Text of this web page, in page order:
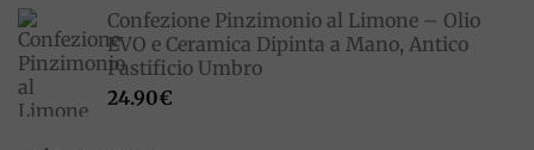
Confezione Pinzimonio al Limone – Olio
EVO e Ceramica Dipinta a Mano, Antico
Pastificio Umbro
24.90€